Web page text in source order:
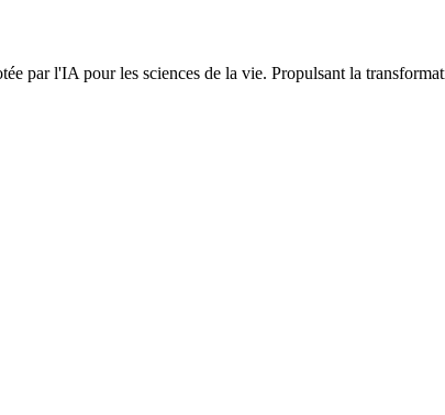
par l'IA pour les sciences de la vie. Propulsant la